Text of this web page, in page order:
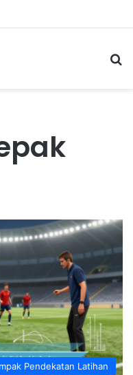
Pendekatan Latihan